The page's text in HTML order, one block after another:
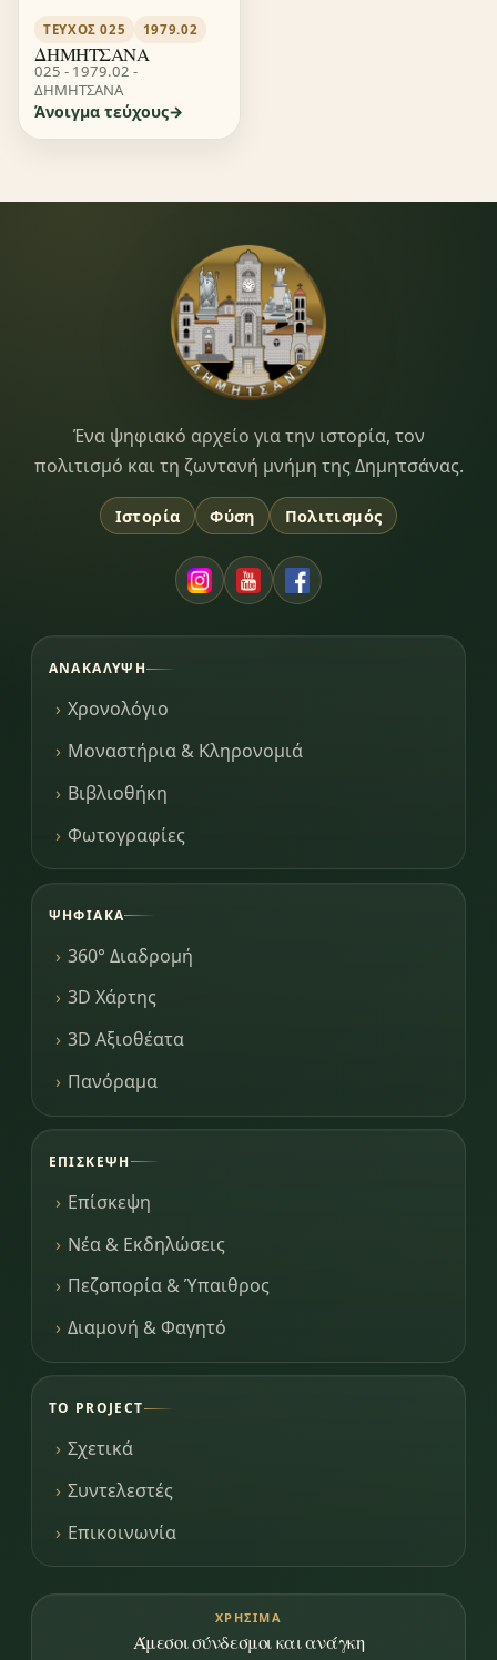
ΤΕΎΧΟΣ 025 1979.02
ΔΗΜΗΤΣΑΝΑ
025 - 1979.02 -
ΔΗΜΗΤΣΑΝΑ
Άνοιγμα τεύχους
Dimitsana.gr
Ένα ψηφιακό αρχείο για την ιστορία, τον
πολιτισμό και τη ζωντανή μνήμη της Δημητσάνας.
Ιστορία Φύση Πολιτισμός
ΑΝΑΚΆΛΥΨΗ
Χρονολόγιο
Μοναστήρια & Κληρονομιά
Βιβλιοθήκη
Φωτογραφίες
ΨΗΦΙΑΚΆ
360° Διαδρομή
3D Χάρτης
3D Αξιοθέατα
Πανόραμα
ΕΠΊΣΚΕΨΗ
Επίσκεψη
Νέα & Εκδηλώσεις
Πεζοπορία & Ύπαιθρος
Διαμονή & Φαγητό
ΤΟ PROJECT
Σχετικά
Συντελεστές
Επικοινωνία
ΧΡΉΣΙΜΑ
Άμεσοι σύνδεσμοι και ανάγκη